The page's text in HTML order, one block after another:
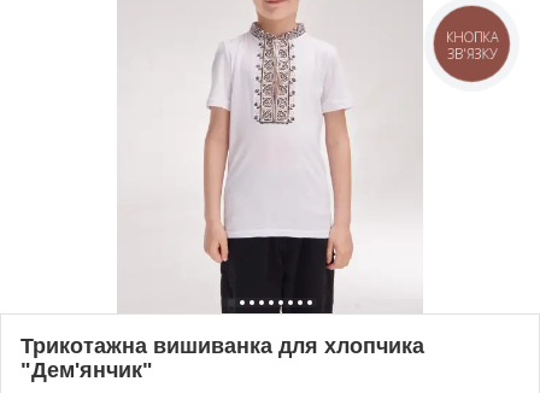
Трикотажна вишиванка для хлопчика
"Дем'янчик"
КНОПКА
ЗВ'ЯЗКУ